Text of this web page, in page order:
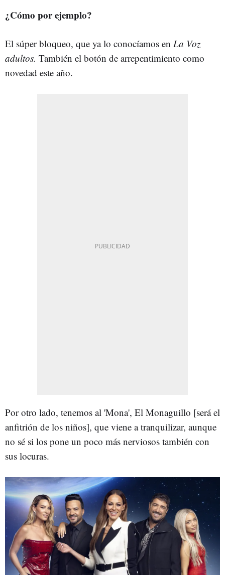
¿Cómo por ejemplo?
El súper bloqueo, que ya lo conocíamos en La Voz
adultos. También el botón de arrepentimiento como
novedad este año.
Por otro lado, tenemos al 'Mona', El Monaguillo [será el
anfitrión de los niños], que viene a tranquilizar, aunque
no sé si los pone un poco más nerviosos también con
sus locuras.